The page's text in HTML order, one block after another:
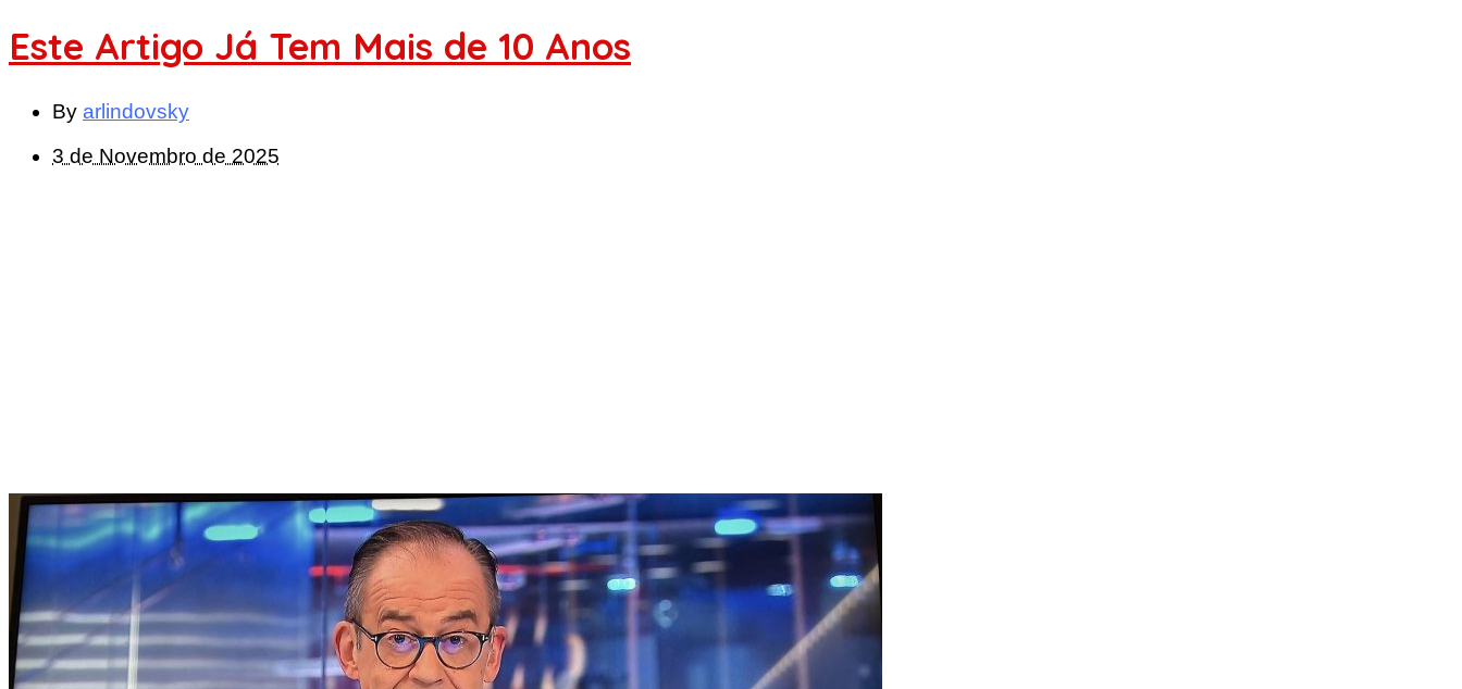
Este Artigo Já Tem Mais de 10 Anos
By arlindovsky
3 de Novembro de 2025